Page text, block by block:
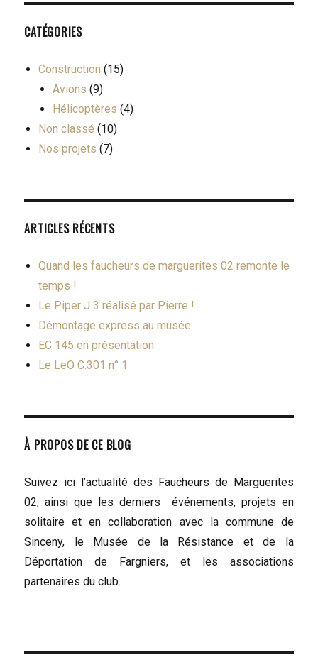
CATÉGORIES
Construction (15)
Avions (9)
Hélicoptères (4)
Non classé (10)
Nos projets (7)
ARTICLES RÉCENTS
Quand les faucheurs de marguerites 02 remonte le
temps !
Le Piper J 3 réalisé par Pierre !
Démontage express au musée
EC 145 en présentation
Le LeO C.301 n° 1
À PROPOS DE CE BLOG
Suivez ici l’actualité des Faucheurs de Marguerites
02, ainsi que les derniers événements, projets en
solitaire et en collaboration avec la commune de
Sinceny, le Musée de la Résistance et de la
Déportation de Fargniers, et les associations
partenaires du club.